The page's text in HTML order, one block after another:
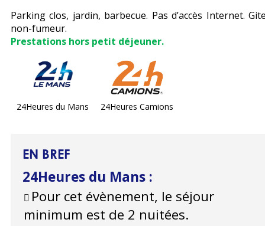
Parking clos, jardin, barbecue. Pas d’accès Internet.
non-fumeur.
Prestations hors petit déjeuner.
24Heures du Mans 24Heures Camions
EN BREF
24Heures du Mans :
Pour cet évènement, le séjour
minimum est de 2 nuitées.